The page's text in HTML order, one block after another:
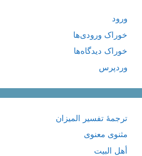
ورود
خوراک ورودی‌ها
خوراک دیدگاه‌ها
وردپرس
ترجمۀ تفسیر المیزان
مثنوی معنوی
أهل البيت